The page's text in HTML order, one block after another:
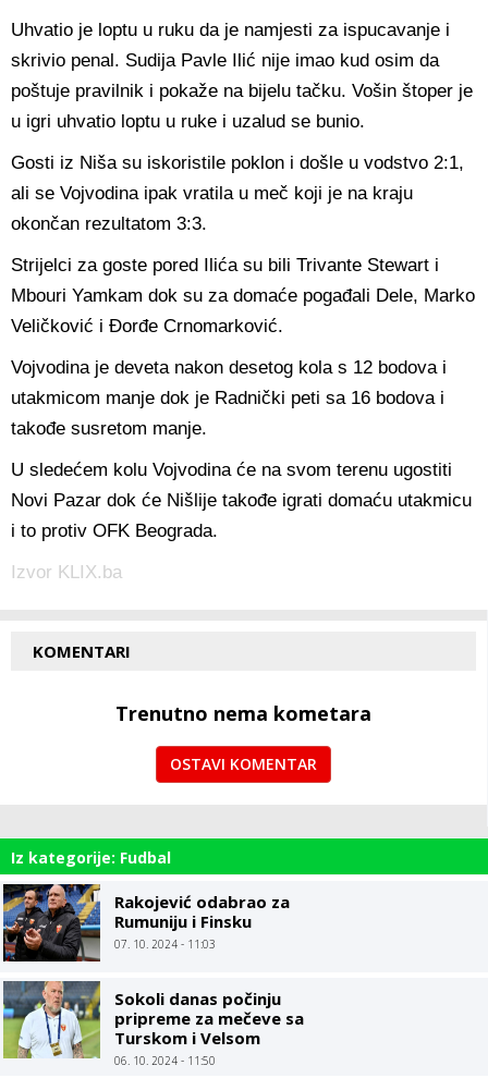
Uhvatio je loptu u ruku da je namjesti za ispucavanje i
skrivio penal. Sudija Pavle Ilić nije imao kud osim da
poštuje pravilnik i pokaže na bijelu tačku. Vošin štoper je
u igri uhvatio loptu u ruke i uzalud se bunio.
Gosti iz Niša su iskoristile poklon i došle u vodstvo 2:1,
ali se Vojvodina ipak vratila u meč koji je na kraju
okončan rezultatom 3:3.
Strijelci za goste pored Ilića su bili Trivante Stewart i
Mbouri Yamkam dok su za domaće pogađali Dele, Marko
Veličković i Đorđe Crnomarković.
Vojvodina je deveta nakon desetog kola s 12 bodova i
utakmicom manje dok je Radnički peti sa 16 bodova i
takođe susretom manje.
U sledećem kolu Vojvodina će na svom terenu ugostiti
Novi Pazar dok će Nišlije takođe igrati domaću utakmicu
i to protiv OFK Beograda.
Izvor KLIX.ba
KOMENTARI
Trenutno nema kometara
OSTAVI KOMENTAR
Iz kategorije: Fudbal
Rakojević odabrao za
Rumuniju i Finsku
07. 10. 2024 - 11:03
Sokoli danas počinju
pripreme za mečeve sa
Turskom i Velsom
06. 10. 2024 - 11:50